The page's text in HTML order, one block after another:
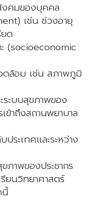
งคมของบุคคล
เช่น ช่วงอายุ
ด
(socioeconomic
ดล้อม เช่น สภาพภูมิ
ระบบสุขภาพของ
ข้าถึงสถานพยาบาล
ระเทศและระหว่าง
ภาพของประชากร
ยนวิทยาศาสตร์
นี้